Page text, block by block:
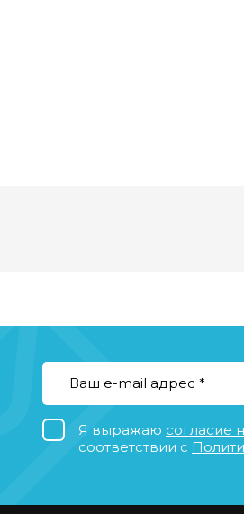
Я выражаю согласие
соответствии с